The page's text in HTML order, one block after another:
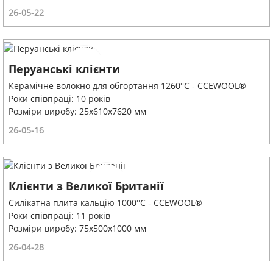
26-05-22
Перуанські клієнти
Керамічне волокно для обгортання 1260°C - CCEWOOL®
Роки співпраці: 10 років
Розміри виробу: 25x610x7620 мм
26-05-16
Клієнти з Великої Британії
Силікатна плита кальцію 1000°C - CCEWOOL®
Роки співпраці: 11 років
Розміри виробу: 75x500x1000 мм
26-04-28